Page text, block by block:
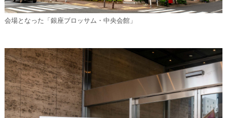
会場となった「銀座ブロッサム・中央会館」